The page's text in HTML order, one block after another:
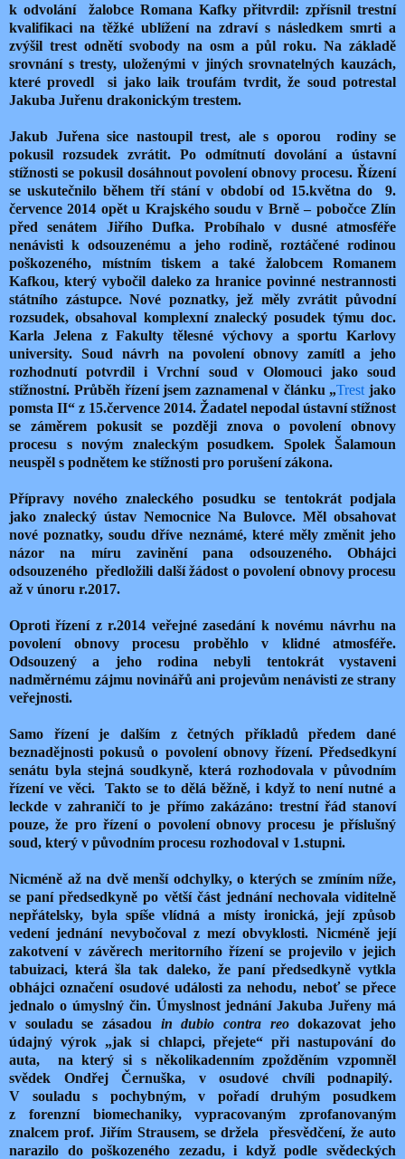
k odvolání žalobce Romana Kafky přitvrdil: zpřísnil trestní
kvalifikaci na těžké ublížení na zdraví s následkem smrti a
zvýšil trest odnětí svobody na osm a půl roku. Na základě
srovnání s tresty, uloženými v jiných srovnatelných kauzách,
které provedl si jako laik troufám tvrdit, že soud potrestal
Jakuba Juřenu drakonickým trestem.
Jakub Juřena sice nastoupil trest, ale s oporou rodiny se
pokusil rozsudek zvrátit. Po odmítnutí dovolání a ústavní
stížnosti se pokusil dosáhnout povolení obnovy procesu. Řízení
se uskutečnilo během tří stání v období od 15.května do 9.
července 2014 opět u Krajského soudu v Brně – pobočce Zlín
před senátem Jiřího Dufka. Probíhalo v dusné atmosféře
nenávisti k odsouzenému a jeho rodině, roztáčené rodinou
poškozeného, místním tiskem a také žalobcem Romanem
Kafkou, který vybočil daleko za hranice povinné nestrannosti
státního zástupce. Nové poznatky, jež měly zvrátit původní
rozsudek, obsahoval komplexní znalecký posudek týmu doc.
Karla Jelena z Fakulty tělesné výchovy a sportu Karlovy
university. Soud návrh na povolení obnovy zamítl a jeho
rozhodnutí potvrdil i Vrchní soud v Olomouci jako soud
stížnostní. Průběh řízení jsem zaznamenal v článku „Trest jako
pomsta II“ z 15.července 2014. Žadatel nepodal ústavní stížnost
se záměrem pokusit se později znova o povolení obnovy
procesu s novým znaleckým posudkem. Spolek Šalamoun
neuspěl s podnětem ke stížnosti pro porušení zákona.
Přípravy nového znaleckého posudku se tentokrát podjala
jako znalecký ústav Nemocnice Na Bulovce. Měl obsahovat
nové poznatky, soudu dříve neznámé, které měly změnit jeho
názor na míru zavinění pana odsouzeného. Obhájci
odsouzeného předložili další žádost o povolení obnovy procesu
až v únoru r.2017.
Oproti řízení z r.2014 veřejné zasedání k novému návrhu na
povolení obnovy procesu proběhlo v klidné atmosféře.
Odsouzený a jeho rodina nebyli tentokrát vystaveni
nadměrnému zájmu novinářů ani projevům nenávisti ze strany
veřejnosti.
Samo řízení je dalším z četných příkladů předem dané
beznadějnosti pokusů o povolení obnovy řízení. Předsedkyní
senátu byla stejná soudkyně, která rozhodovala v původním
řízení ve věci. Takto se to dělá běžně, i když to není nutné a
leckde v zahraničí to je přímo zakázáno: trestní řád stanoví
pouze, že pro řízení o povolení obnovy procesu je příslušný
soud, který v původním procesu rozhodoval v 1.stupni.
Nicméně až na dvě menší odchylky, o kterých se zmíním níže,
se paní předsedkyně po větší část jednání nechovala viditelně
nepřátelsky, byla spíše vlídná a místy ironická, její způsob
vedení jednání nevybočoval z mezí obvyklosti. Nicméně její
zakotvení v závěrech meritorního řízení se projevilo v jejich
tabuizaci, která šla tak daleko, že paní předsedkyně vytkla
obhájci označení osudové události za nehodu, neboť se přece
jednalo o úmyslný čin. Úmyslnost jednání Jakuba Juřeny má
v souladu se zásadou in dubio contra reodokazovat jeho
údajný výrok „jak si chlapci, přejete“ při nastupování do
auta, na který si s několikadenním zpožděním vzpomněl
svědek Ondřej Černuška, v osudové chvíli podnapilý.
V souladu s pochybným, v pořadí druhým posudkem
z forenzní biomechaniky, vypracovaným zprofanovaným
znalcem prof. Jiřím Strausem, se držela přesvědčení, že auto
narazilo do poškozeného zezadu, i když podle svědeckých